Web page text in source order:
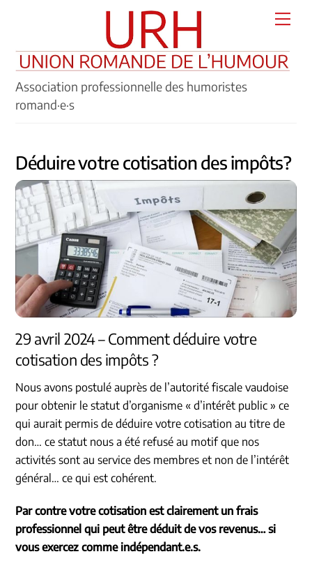
Association professionnelle des humoristes
romand·e·s
Déduire votre cotisation des impôts?
29 avril 2024 – Comment déduire votre
cotisation des impôts ?
Nous avons postulé auprès de l’autorité fiscale vaudoise
pour obtenir le statut d’organisme « d’intérêt public » ce
qui aurait permis de déduire votre cotisation au titre de
don… ce statut nous a été refusé au motif que nos
activités sont au service des membres et non de l’intérêt
général… ce qui est cohérent.
Par contre votre cotisation est clairement un frais
professionnel qui peut être déduit de vos revenus… si
vous exercez comme indépendant.e.s.